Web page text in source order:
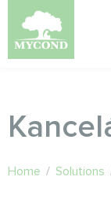
Home / Solutions